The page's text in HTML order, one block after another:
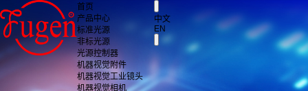
首页
产品中心
标准光源
非标光源
光源控制器
机器视觉附件
机器视觉工业镜头
机器视觉相机
中文
EN